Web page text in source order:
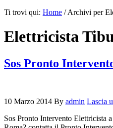
Ti trovi qui: Home /Archivi per
Elettricista
Sos Pronto
10 Marzo 2014 By admin Lascia
Sos Pronto Intervento Elettricista